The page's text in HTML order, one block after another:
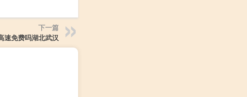
下一篇
速免费吗湖北武汉